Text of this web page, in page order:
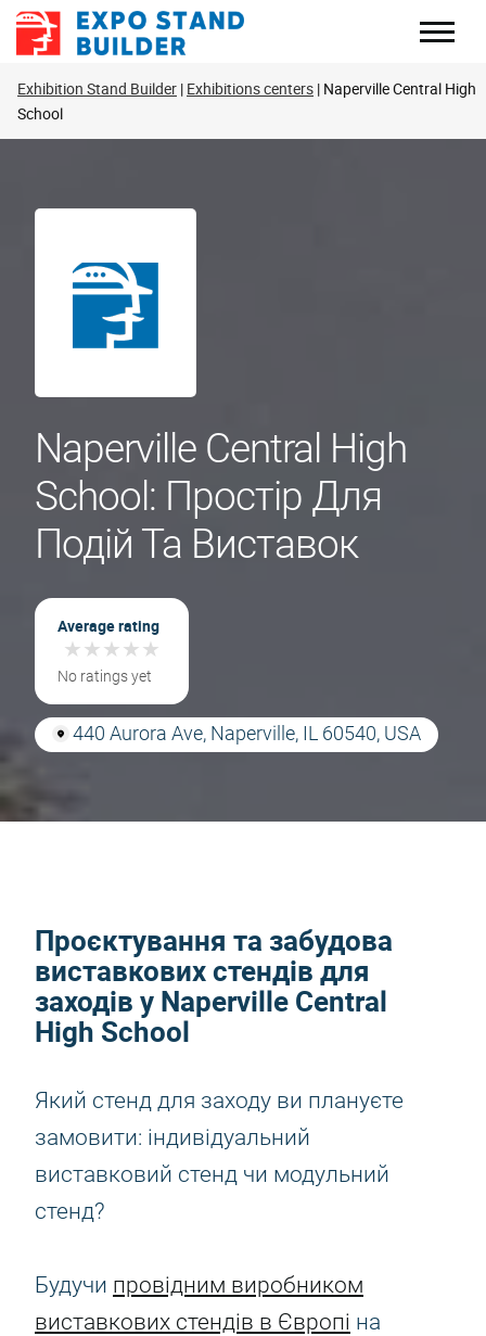
Перейти
Exhibition Stand Builder Exhibitions centers Naperville Central High
School
Naperville Central High
School: Простір Для
Подій Та Виставок
Average rating
★★★★★
★★★★★
No ratings yet
440 Aurora Ave, Naperville, IL 60540, USA
Проєктування та забудова
виставкових стендів для
заходів у Naperville Central
High School
Який стенд для заходу ви плануєте
замовити: індивідуальний
виставковий стенд чи модульний
стенд?
Будучи провідним виробником
виставкових стендів в Європі на